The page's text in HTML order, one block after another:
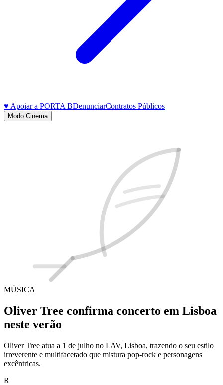
♥ Apoiar a PORTA BDenunciarContratos Públicos
Modo Cinema
MÚSICA
Oliver Tree confirma concerto em Lisboa
neste verão
Oliver Tree atua a 1 de julho no LAV, Lisboa, trazendo o seu estilo
irreverente e multifacetado que mistura pop-rock e personagens
excêntricas.
R